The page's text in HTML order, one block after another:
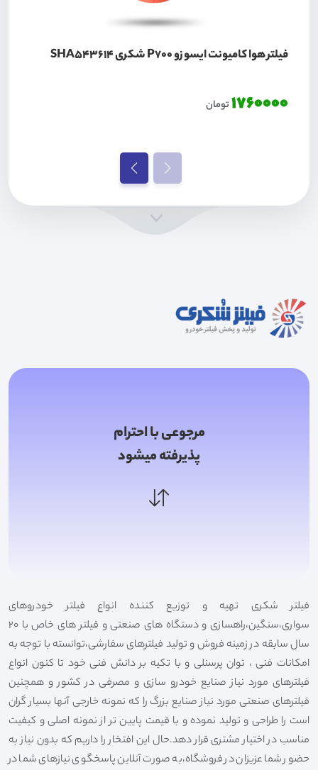
فیلتر هوا کامیونت ایسوزو P700 شکری SHA543614
1760000تومان
مرجوعی با احترام
پذیرفته میشود
فیلتر شکری تهیه و توزیع کننده انواع فیلتر خودروهای
سواری،سنگین،راهسازی و دستگاه های صنعتی و فیلتر های خاص با 20
سال سابقه در زمینه فروش و تولید فیلترهای سفارشی،توانسته با توجه به
امکانات فنی ، توان پرسنلی و با تکیه بر دانش فنی خود تا کنون انواع
فیلترهای مورد نیاز صنایع خودرو سازی و مصرفی در کشور و همچنین
فیلترهای صنعتی مورد نیاز صنایع بزرگ را که نمونه خارجی آنها بسیار گران
است را طراحی و تولید نموده و با قیمت پایین تر از نمونه اصلی و کیفیت
مناسب در اختیار مشتری قرار دهد.حال این افتخار را داریم که بدون نیاز به
حضور شما عزیزان در فروشگاه،به صورت آنلاین پاسخگوی نیازهای شما در